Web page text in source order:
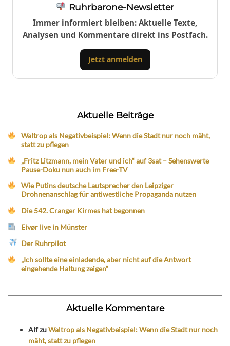
Ruhrbarone-Newsletter
Immer informiert bleiben: Aktuelle Texte,
Analysen und Kommentare direkt ins Postfach.
Jetzt anmelden
Aktuelle Beiträge
Waltrop als Negativbeispiel: Wenn die Stadt nur noch mäht,
statt zu pflegen
„Fritz Litzmann, mein Vater und ich“ auf 3sat – Sehenswerte
Pause-Doku nun auch im Free-TV
Wie Putins deutsche Lautsprecher den Leipziger
Drohnenanschlag für antiwestliche Propaganda nutzen
Die 542. Cranger Kirmes hat begonnen
Eivør live in Münster
Der Ruhrpilot
„Ich sollte eine einladende, aber nicht auf die Antwort
eingehende Haltung zeigen“
Aktuelle Kommentare
AlfzuWaltrop als Negativbeispiel: Wenn die Stadt nur noch
mäht, statt zu pflegen